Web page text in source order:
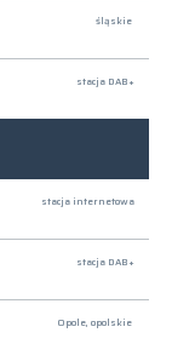
śląskie
stacja DAB+
stacja internetowa
stacja DAB+
Opole, opolskie